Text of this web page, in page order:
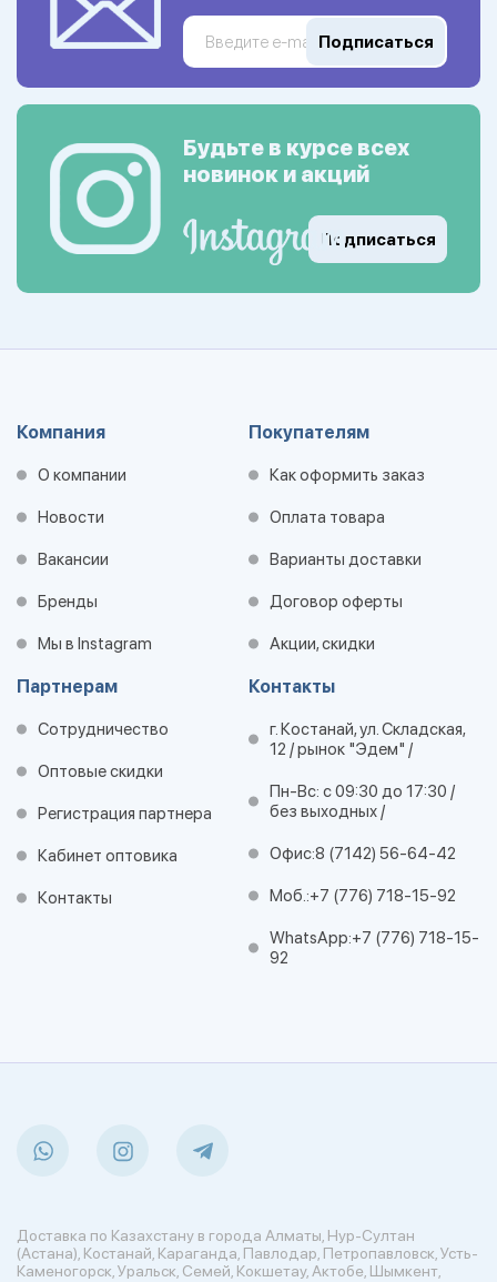
Подписаться
Будьте в курсе всех
новинок и акций
Подписаться
Компания
О компании
Новости
Вакансии
Бренды
Мы в Instagram
Покупателям
Как оформить заказ
Оплата товара
Варианты доставки
Договор оферты
Акции, скидки
Партнерам
Сотрудничество
Оптовые скидки
Регистрация партнера
Кабинет оптовика
Контакты
Контакты
г. Костанай, ул. Складская,
12 / рынок "Эдем" /
Пн-Вс: с 09:30 до 17:30 /
без выходных /
Офис:8 (7142) 56-64-42
Моб.:+7 (776) 718-15-92
WhatsApp:+7 (776) 718-15-
92
Доставка по Казахстану в города Алматы, Нур-Султан
(Астана), Костанай, Караганда, Павлодар, Петропавловск, Усть-
Каменогорск, Уральск, Семей, Кокшетау, Актобе, Шымкент,